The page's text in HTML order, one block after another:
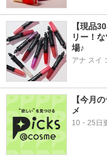
【現品
リー！
場♪
アナ スイ
【今月
メ
10・25日